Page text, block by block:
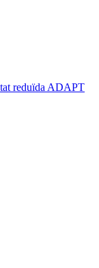
reduïda ADAPT